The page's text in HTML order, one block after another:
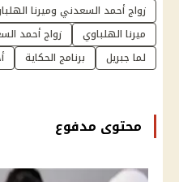
زواج أحمد السعدني وميرنا
ميرنا الهلباوي
زواج أحمد
لما جبريل
برنامج الحكاية
محتوى مدفوع